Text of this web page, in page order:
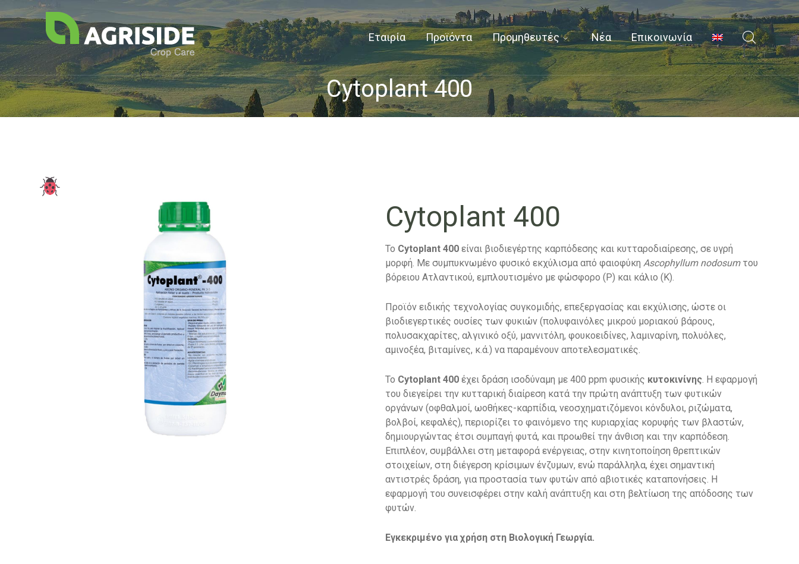
Εταιρία Προϊόντα Προμηθευτές Νέα Επικοινωνία
Cytoplant 400
Cytoplant 400
Το Cytoplant 400είναι βιοδιεγέρτης καρπόδεσης και κυτταροδιαίρεσης, σε υγρή
μορφή. Με συμπυκνωμένο φυσικό εκχύλισμα από φαιοφύκη Ascophyllum nodosum του
βόρειου Ατλαντικού, εμπλουτισμένο με φώσφορο (P) και κάλιο (K).
Προϊόν ειδικής τεχνολογίας συγκομιδής, επεξεργασίας και εκχύλισης, ώστε οι
βιοδιεγερτικές ουσίες των φυκιών (πολυφαινόλες μικρού μοριακού βάρους,
πολυσακχαρίτες, αλγινικό οξύ, μαννιτόλη, φουκοειδίνες, λαμιναρίνη, πολυόλες,
αμινοξέα, βιταμίνες, κ.ά.) να παραμένουν αποτελεσματικές.
Το Cytoplant 400έχει δράση ισοδύναμη με 400 ppm φυσικής κυτοκινίνης. Η εφαρμογή
του διεγείρει την κυτταρική διαίρεση κατά την πρώτη ανάπτυξη των φυτικών
οργάνων (οφθαλμοί, ωοθήκες-καρπίδια, νεοσχηματιζόμενοι κόνδυλοι, ριζώματα,
βολβοί, κεφαλές), περιορίζει το φαινόμενο της κυριαρχίας κορυφής των βλαστών,
δημιουργώντας έτσι συμπαγή φυτά, και προωθεί την άνθιση και την καρπόδεση.
Επιπλέον, συμβάλλει στη μεταφορά ενέργειας, στην κινητοποίηση θρεπτικών
στοιχείων, στη διέγερση κρίσιμων ένζυμων, ενώ παράλληλα, έχει σημαντική
αντιστρές δράση, για προστασία των φυτών από αβιοτικές καταπονήσεις. Η
εφαρμογή του συνεισφέρει στην καλή ανάπτυξη και στη βελτίωση της απόδοσης των
φυτών.
Εγκεκριμένο για χρήση στη Βιολογική Γεωργία.